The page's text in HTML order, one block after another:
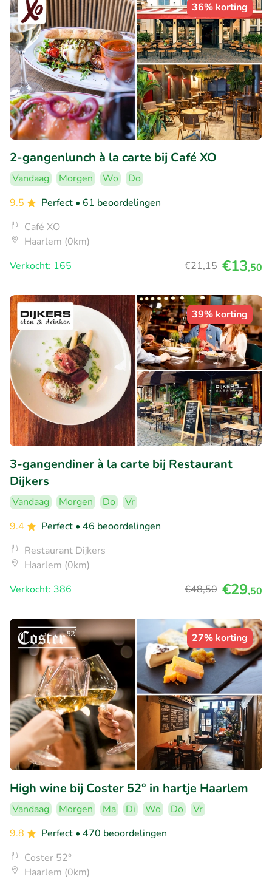
36% korting
2-gangenlunch à la carte bij Café XO
Vandaag Morgen Wo
Do
9.5
Perfect • 61 beoordelingen
Café XO
Haarlem (0km)
Verkocht: 165
€21,15 €13,50
39% korting
3-gangendiner à la carte bij Restaurant
Dijkers
Vandaag Morgen Do
Vr
9.4
Perfect • 46 beoordelingen
Restaurant Dijkers
Haarlem (0km)
Verkocht: 386
€48,50 €29,50
27% korting
High wine bij Coster 52° in hartje Haarlem
Vandaag Morgen Ma Di Wo Do
Vr
9.8
Perfect • 470 beoordelingen
Coster 52°
Haarlem (0km)